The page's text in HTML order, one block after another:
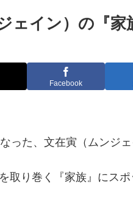
ェイン）の『
Facebook
った、文在寅（ムンジェ
取り巻く『家族』にスポ